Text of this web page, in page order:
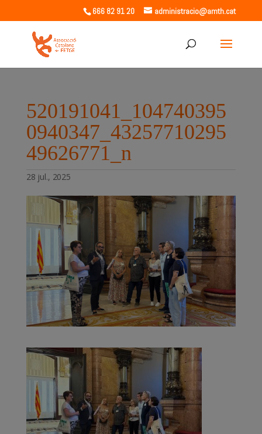
666 82 91 20 administracio@amth.cat
520191041_104740395
0940347_43257710295
49626771_n
28 jul., 2025